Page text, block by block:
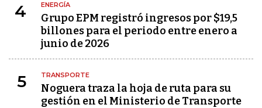
4 ENERGÍA
Grupo EPM registró ingresos por $19,5
billones para el periodo entre enero a
junio de 2026
5 TRANSPORTE
Noguera traza la hoja de ruta para su
gestión en el Ministerio de Transporte